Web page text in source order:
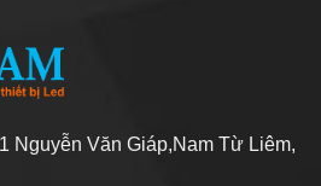
Nguyễn Văn Giáp,Nam Từ Liêm,